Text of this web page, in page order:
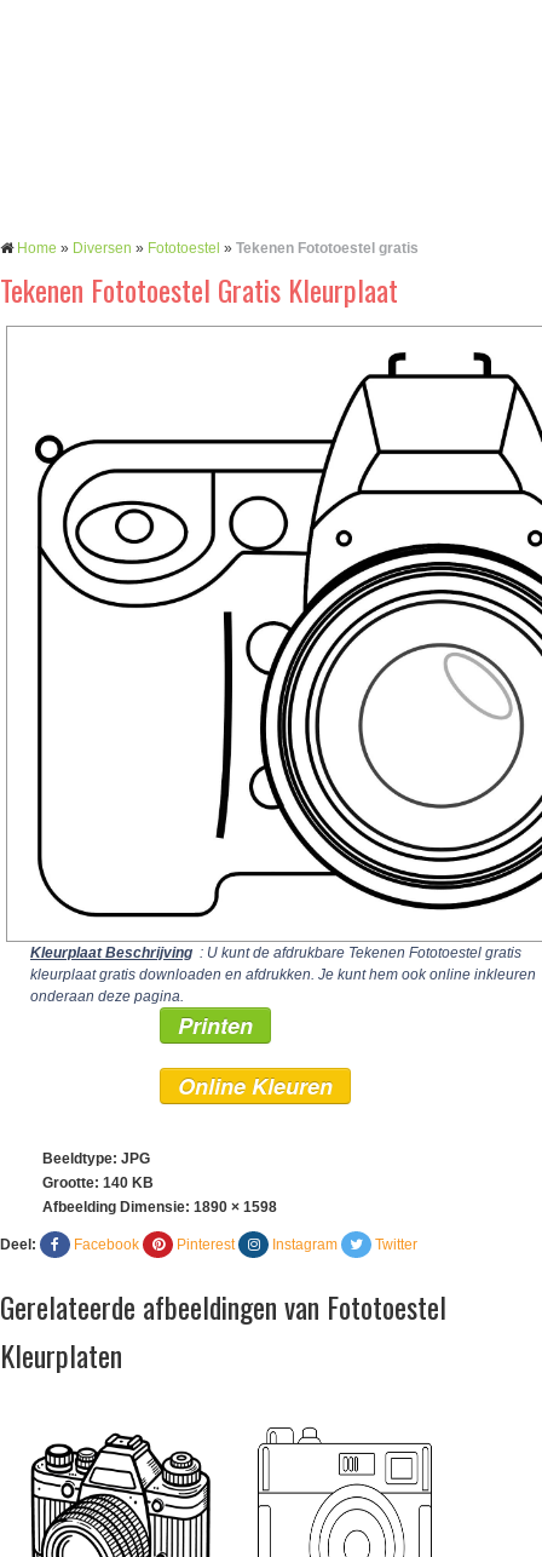
Home » Diversen » Fototoestel » Tekenen Fototoestel gratis
Tekenen Fototoestel Gratis Kleurplaat
Kleurplaat Beschrijving : U kunt de afdrukbare Tekenen Fototoestel gratis
kleurplaat gratis downloaden en afdrukken. Je kunt hem ook online inkleuren
onderaan deze pagina.
Printen
Online Kleuren
Beeldtype: JPG
Grootte: 140 KB
Afbeelding Dimensie: 1890 × 1598
Deel: Facebook Pinterest Instagram Twitter
Gerelateerde afbeeldingen van Fototoestel
Kleurplaten